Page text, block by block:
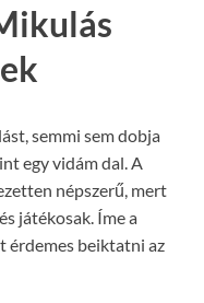
semmi sem dobja
egy vidám dal. A
népszerű, mert
játékosak. Íme a
érdemes beiktatni az